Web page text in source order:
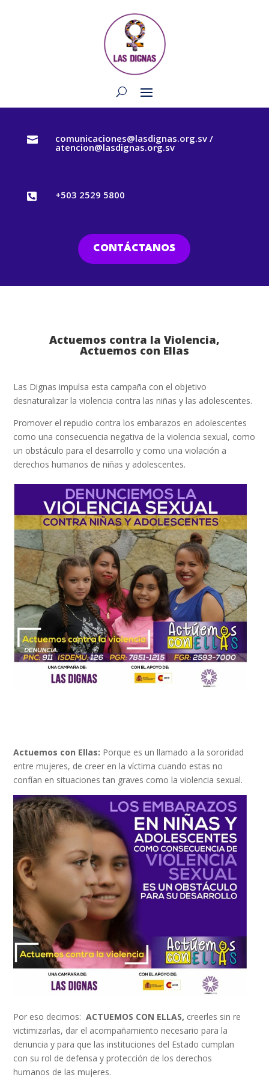
 comunicaciones@lasdignas.org.sv /
atencion@lasdignas.org.sv
 +503 2529 5800
CONTÁCTANOS
Actuemos contra la Violencia,
Actuemos con Ellas
Las Dignas impulsa esta campaña con el objetivo
desnaturalizar la violencia contra las niñas y las adolescentes.
Promover el repudio contra los embarazos en adolescentes
como una consecuencia negativa de la violencia sexual, como
un obstáculo para el desarrollo y como una violación a
derechos humanos de niñas y adolescentes.
Actuemos con Ellas: Porque es un llamado a la sororidad
entre mujeres, de creer en la víctima cuando estas no
confían en situaciones tan graves como la violencia sexual.
Por eso decimos:ACTUEMOS CON ELLAS, creerles sin re
victimizarlas, dar el acompañamiento necesario para la
denuncia y para que las instituciones del Estado cumplan
con su rol de defensa y protección de los derechos
humanos de las mujeres.